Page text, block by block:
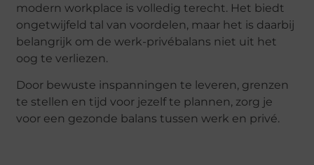
modern workplace is volledig terecht. Het biedt
ongetwijfeld tal van voordelen, maar het is daarbij
belangrijk om de werk-privébalans niet uit het
oog te verliezen.
Door bewuste inspanningen te leveren, grenzen
te stellen en tijd voor jezelf te plannen, zorg je
voor een gezonde balans tussen werk en privé.